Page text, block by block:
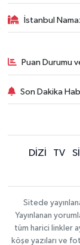
İstanbul
Puan Durumu
Son Dakika
DİZİ TV
Sitede
Yayınlanan
tüm harici linkler
köşe yazıları ve